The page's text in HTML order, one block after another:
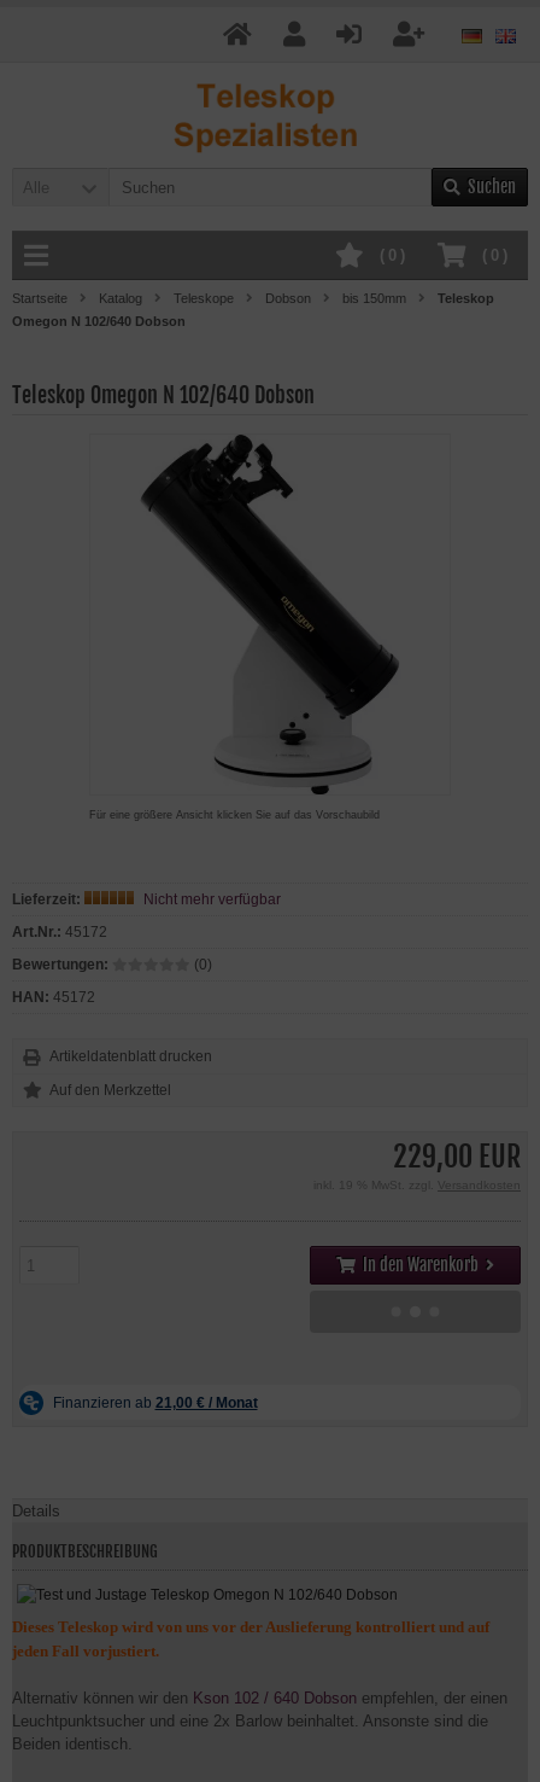
Alle Suchen
( 0 )
( 0 )
Startseite Katalog Teleskope Dobson bis 150mm
Teleskop
Omegon N 102/640 Dobson
Teleskop Omegon N 102/640 Dobson
Für eine größere Ansicht klicken Sie auf das Vorschaubild
229,00 EUR
inkl. 19 % MwSt. zzgl. Versandkosten
In den Warenkorb
Lieferzeit:
Nicht mehr verfügbar
Art.Nr.: 45172
Bewertungen:
(0)
HAN: 45172
Artikeldatenblatt drucken
Details
PRODUKTBESCHREIBUNG
Dieses Teleskop wird von uns vor der Auslieferung kontrolliert und auf
jeden Fall vorjustiert.
Alternativ können wir den Kson 102 / 640 Dobson empfehlen, der einen
Leuchtpunktsucher und eine 2x Barlow beinhaltet. Ansonste sind die
Beiden identisch.